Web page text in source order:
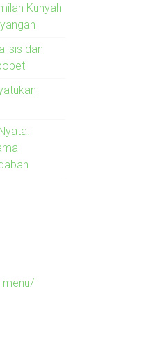
Kunyah
dan
menu/